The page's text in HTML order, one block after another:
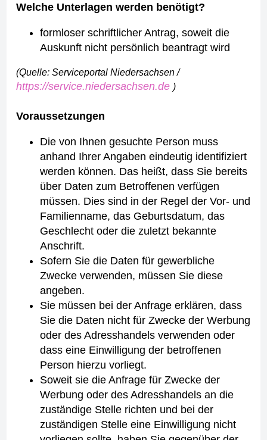
Welche Unterlagen werden benötigt?
formloser schriftlicher Antrag, soweit die
Auskunft nicht persönlich beantragt wird
(Quelle: Serviceportal Niedersachsen /
https://service.niedersachsen.de )
Voraussetzungen
Die von Ihnen gesuchte Person muss
anhand Ihrer Angaben eindeutig identifiziert
werden können. Das heißt, dass Sie bereits
über Daten zum Betroffenen verfügen
müssen. Dies sind in der Regel der Vor- und
Familienname, das Geburtsdatum, das
Geschlecht oder die zuletzt bekannte
Anschrift.
Sofern Sie die Daten für gewerbliche
Zwecke verwenden, müssen Sie diese
angeben.
Sie müssen bei der Anfrage erklären, dass
Sie die Daten nicht für Zwecke der Werbung
oder des Adresshandels verwenden oder
dass eine Einwilligung der betroffenen
Person hierzu vorliegt.
Soweit sie die Anfrage für Zwecke der
Werbung oder des Adresshandels an die
zuständige Stelle richten und bei der
zuständigen Stelle eine Einwilligung nicht